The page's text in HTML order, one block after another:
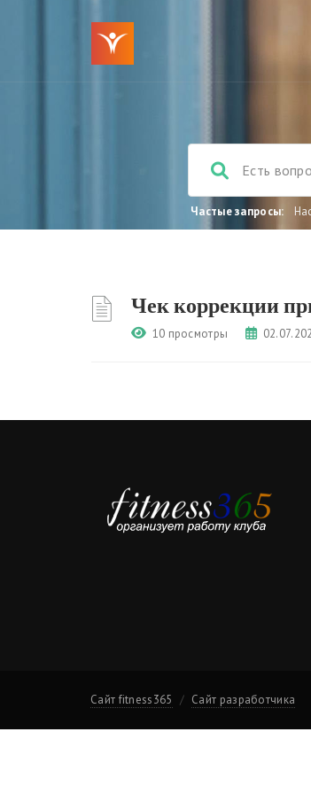
Частые запросы:
Чек коррекции
10 просмотры
Сайт fitness365 Сайт разработчика